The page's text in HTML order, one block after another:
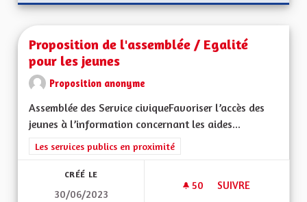
Proposition de l'assemblée / Egalité
pour les jeunes
Proposition anonyme
Assemblée des Service civiqueFavoriser l’accès des
jeunes à l’information concernant les aides...
Filtrer les résultats de la catégorie : Les services publics en
Les services publics en proximité
CRÉÉ LE
30/06/2023
50 50 ABONNÉS
SUIVRE